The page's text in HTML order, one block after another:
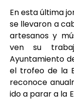
En esta última
se llevaron a
artesanos y
ven su
Ayuntamiento
el trofeo de la
reconoce
ido a parar a la